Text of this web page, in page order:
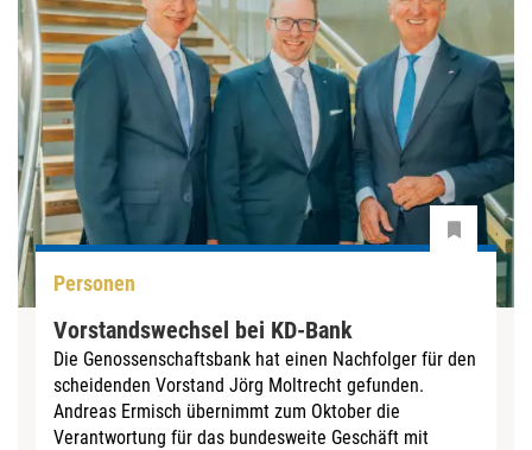
Personen
Vorstandswechsel bei KD-Bank
Die Genossenschaftsbank hat einen Nachfolger für den
scheidenden Vorstand Jörg Moltrecht gefunden.
Andreas Ermisch übernimmt zum Oktober die
Verantwortung für das bundesweite Geschäft mit